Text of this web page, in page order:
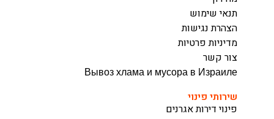
תנאי שימוש
הצהרת נגישות
מדיניות פרטיות
צור קשר
Вывоз хлама и мусора в Израиле
שירותי פינוי
פינוי דירות אגרנים